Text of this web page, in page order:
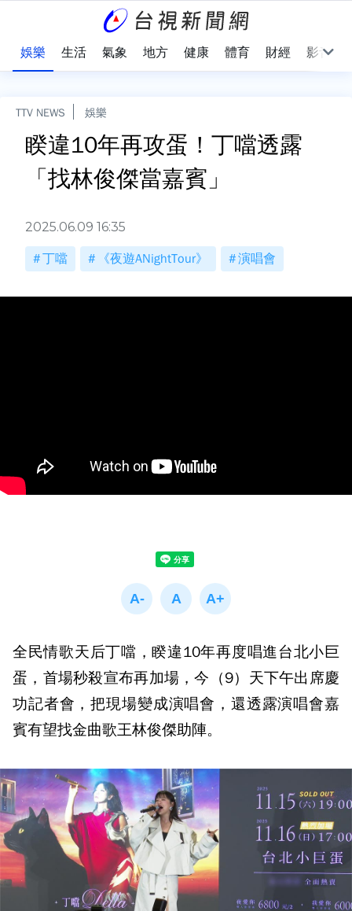
娛樂 生活 氣象 地方 健康 體育 財經 影音
TTV NEWS 娛樂
睽違10年再攻蛋！丁噹透露
「找林俊傑當嘉賓」
2025.06.09 16:35
丁噹 《夜遊ANightTour》 演唱會
全民情歌天后丁噹，睽違10年再度唱進台北小巨
蛋，首場秒殺宣布再加場，今（9）天下午出席慶
功記者會，把現場變成演唱會，還透露演唱會嘉
賓有望找金曲歌王林俊傑助陣。